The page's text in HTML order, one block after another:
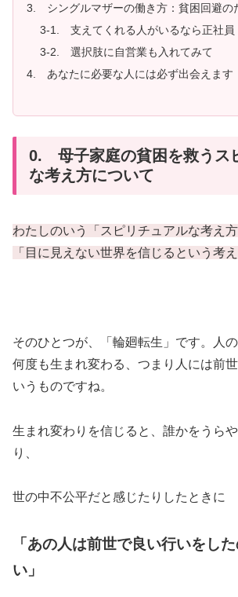
3. シングルマザーの働き方：貧困回避の
3-1. 支えてくれる人がいるなら正社員
3-2. 選択肢に自営業も入れてみて
4. あなたに必要な人には必ず出会えます
0. 母子家庭の貧困を救うス
な考え方について
わたしのいう「スピリチュアルな考え方
「目に見えない世界を信じるという考
そのひとつが、「輪廻転生」です。人
何度も生まれ変わる、つまり人には前
いうものですね。
生まれ変わりを信じると、誰かをうら
り、
世の中不公平だと感じたりしたときに
「あの人は前世で良い行いをし
い」